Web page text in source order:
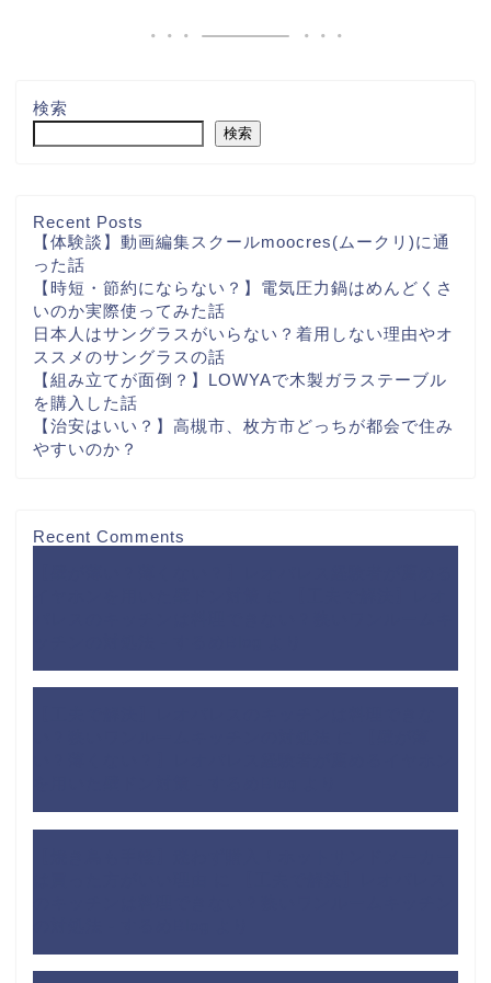
検索
検索
Recent Posts
【体験談】動画編集スクールmoocres(ムークリ)に通
った話
【時短・節約にならない？】電気圧力鍋はめんどくさ
いのか実際使ってみた話
日本人はサングラスがいらない？着用しない理由やオ
ススメのサングラスの話
【組み立てが面倒？】LOWYAで木製ガラステーブル
を購入した話
【治安はいい？】高槻市、枚方市どっちが都会で住み
やすいのか？
Recent Comments